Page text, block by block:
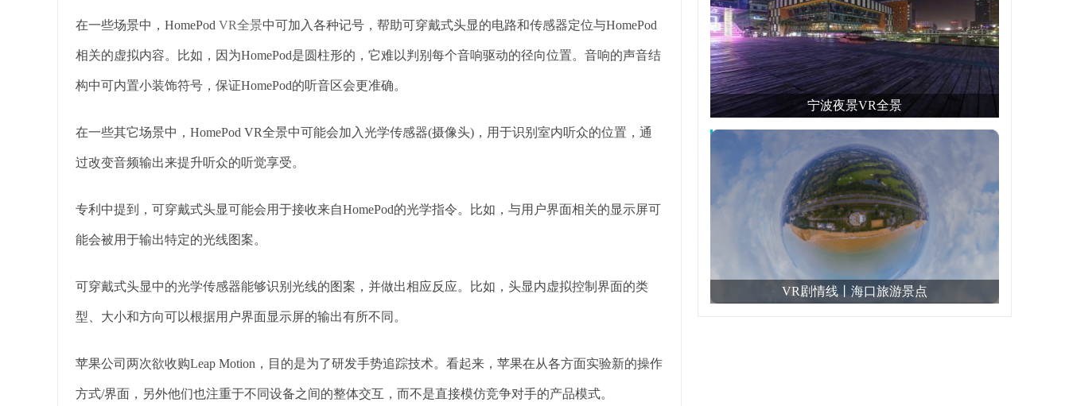
在一些场景中，HomePod VR全景中可加入各种记号，帮助可穿戴式头显的电路和传感器定位与HomePod
相关的虚拟内容。比如，因为HomePod是圆柱形的，它难以判别每个音响驱动的径向位置。音响的声音结
构中可内置小装饰符号，保证HomePod的听音区会更准确。
在一些其它场景中，HomePod VR全景中可能会加入光学传感器(摄像头)，用于识别室内听众的位置，通
过改变音频输出来提升听众的听觉享受。
专利中提到，可穿戴式头显可能会用于接收来自HomePod的光学指令。比如，与用户界面相关的显示屏可
能会被用于输出特定的光线图案。
可穿戴式头显中的光学传感器能够识别光线的图案，并做出相应反应。比如，头显内虚拟控制界面的类
型、大小和方向可以根据用户界面显示屏的输出有所不同。
苹果公司两次欲收购Leap Motion，目的是为了研发手势追踪技术。看起来，苹果在从各方面实验新的操作
方式/界面，另外他们也注重于不同设备之间的整体交互，而不是直接模仿竞争对手的产品模式。
宁波夜景VR全景
VR剧情线丨海口旅游景点